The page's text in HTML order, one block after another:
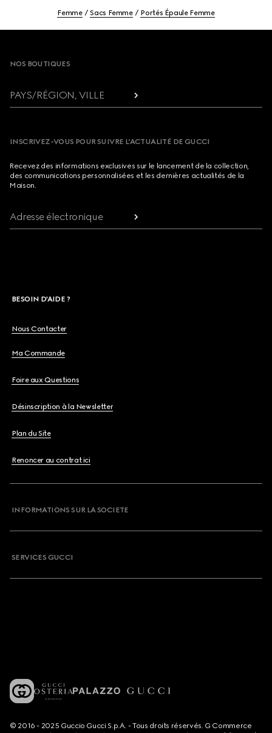
Femme Sacs Femme Portés Épaule Femme
NOS BOUTIQUES
PAYS/RÉGION, VILLE
INSCRIVEZ-VOUS POUR SUIVRE L’ACTUALITÉ DE GUCCI
Recevez des informations exclusives sur le lancement de la collection,
des communications personnalisées et les dernières actualités de la
Maison.
Adresse électronique
BESOIN D'AIDE ?
Nous Contacter
Ma Commande
Foire aux Questions
Désinscription à la Newsletter
Plan du Site
Renoncer au contrat ici
INFORMATIONS SUR LA SOCIETE
SERVICES GUCCI
© 2016 - 2025 Guccio Gucci S.p.A. - Tous droits réservés. G Commerce